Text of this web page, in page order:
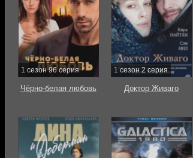
1 сезон 96 серия
Чёрно-белая любовь
1 сезон 2 серия
Доктор Живаго